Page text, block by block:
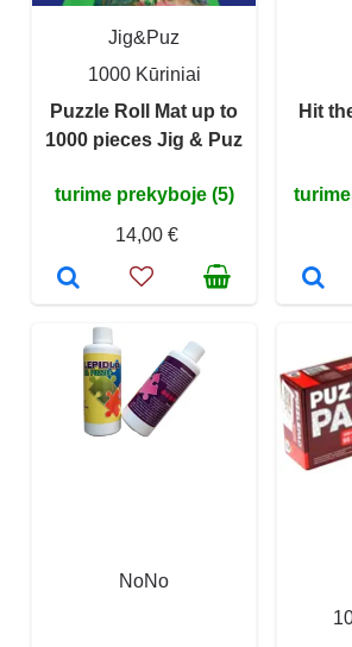
Jig&Puz
1000 Kūriniai
Puzzle Roll Mat up to
1000 pieces Jig & Puz
turime prekyboje (5)
14,00 €
Hit
NoNo